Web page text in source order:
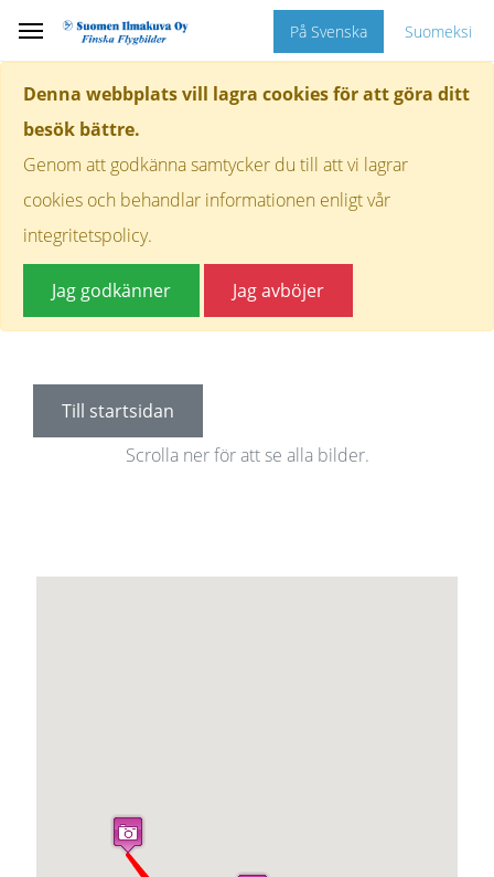
Denna webbplats vill lagra cookies för att göra ditt
besök bättre.
Genom att godkänna samtycker du till att vi lagrar
cookies och behandlar informationen enligt vår
integritetspolicy.
Jag godkänner Jag avböjer
På Svenska Suomeksi
Till startsidan
Scrolla ner för att se alla bilder.